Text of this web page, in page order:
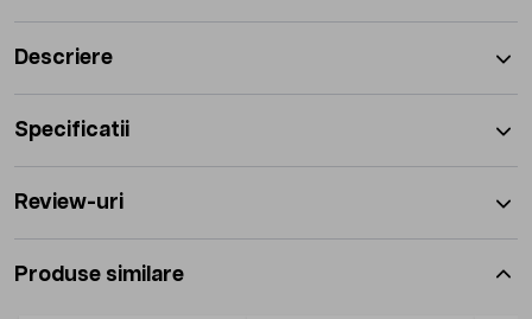
Descriere
Specificatii
Review-uri
Produse similare